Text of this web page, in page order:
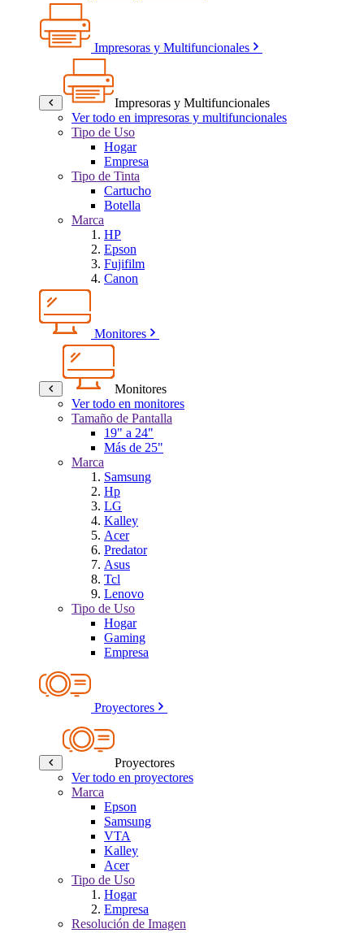
Impresoras y Multifuncionales
Impresoras y Multifuncionales
Ver todo en impresoras y multifuncionales
Tipo de Uso
Hogar
Empresa
Tipo de Tinta
Cartucho
Botella
Marca
HP
Epson
Fujifilm
Canon
Monitores
Monitores
Ver todo en monitores
Tamaño de Pantalla
19" a 24"
Más de 25"
Marca
Samsung
Hp
LG
Kalley
Acer
Predator
Asus
Tcl
Lenovo
Tipo de Uso
Hogar
Gaming
Empresa
Proyectores
Proyectores
Ver todo en proyectores
Marca
Epson
Samsung
VTA
Kalley
Acer
Tipo de Uso
Hogar
Empresa
Resolución de Imagen